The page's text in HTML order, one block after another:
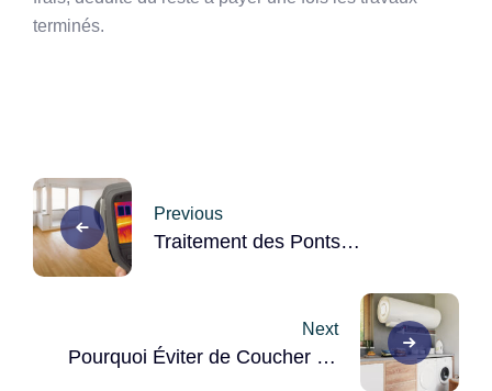
terminés.
Post
navigation
Previous
Traitement des Ponts
d’une Rénovation Performante
Next
Pourquoi Éviter de Coucher un